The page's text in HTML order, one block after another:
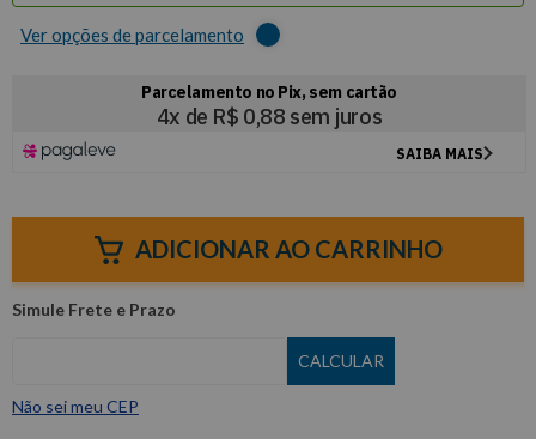
Ver opções de parcelamento
ADICIONAR AO CARRINHO
Não sei meu CEP